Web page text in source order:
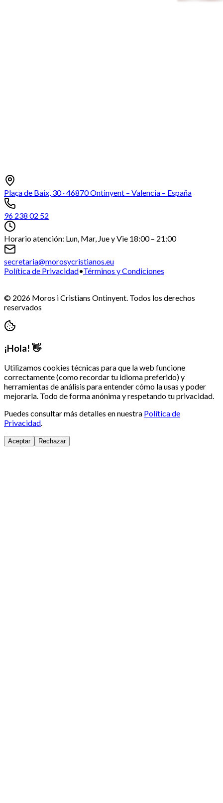
Plaça de Baix, 30 · 46870 Ontinyent – Valencia – España
96 238 02 52
Horario atención: Lun, Mar, Jue y Vie 18:00 – 21:00
secretaria@morosycristianos.eu
Política de Privacidad•Términos y Condiciones
© 2026 Moros i Cristians Ontinyent. Todos los derechos
reservados
¡Hola! 👋
Utilizamos cookies técnicas para que la web funcione
correctamente (como recordar tu idioma preferido) y
herramientas de análisis para entender cómo la usas y poder
mejorarla. Todo de forma anónima y respetando tu privacidad.
Puedes consultar más detalles en nuestra Política de
Privacidad.
Aceptar Rechazar